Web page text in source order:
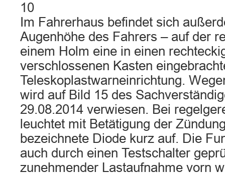
10
Im Fahrerhaus befindet sich
Augenhöhe des Fahrers – auf der
einem Holm eine in einen
verschlossenen Kasten
Teleskoplastwarneinrichtung.
wird auf Bild 15 des
29.08.2014 verwiesen. Bei
leuchtet mit Betätigung der
bezeichnete Diode kurz auf. Die
auch durch einen Testschalter
zunehmender Lastaufnahme vorn